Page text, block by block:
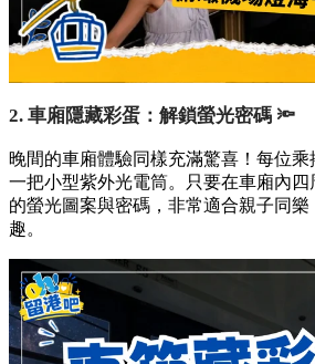
2. 車廂隱藏彩蛋：解鎖螢光密碼 🔦
晚間的車廂體驗同樣充滿驚喜！每位
一把小型紫外光電筒。只要在車廂內
的螢光圖案與密碼，非常適合親子同
趣。